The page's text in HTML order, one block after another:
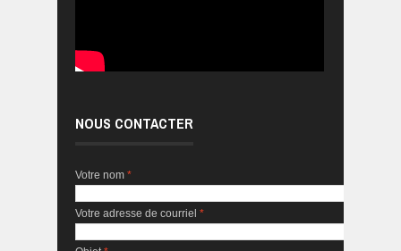
NOUS CONTACTER
Votre nom *
Votre adresse de courriel *